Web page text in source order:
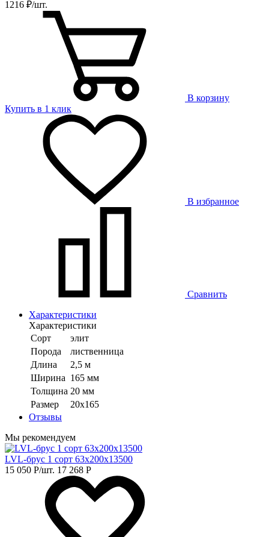
1216 ₽/шт.
В корзину
Купить в 1 клик
В избранное
Сравнить
Характеристики
Характеристики
Сорт
элит
Порода
лиственница
Длина
2,5 м
Ширина 165 мм
Толщина 20 мм
Размер
20х165
Отзывы
Мы рекомендуем
LVL-брус 1 сорт 63х200х13500
15 050 Р/шт. 17 268 Р